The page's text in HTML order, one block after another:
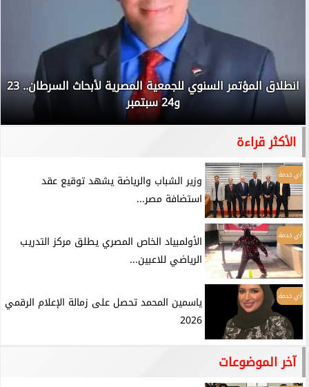
انطلاق المؤتمر السنوي للجمعية المصرية لأبحاث السرطان.. 23
و24 سبتمبر
الأكثر قراءة
أي خدمة
وزير الشباب والرياضة يشهد توقيع عقد
استضافة مصر...
أي خدمة
الأولمبياد الخاص المصري يطلق مركز التدريب
الرياضي للاعبين...
أي خدمة
ياسمين المحمد تحصل على زمالة الإعلام الرقمي
2026
آخر الموضوعات